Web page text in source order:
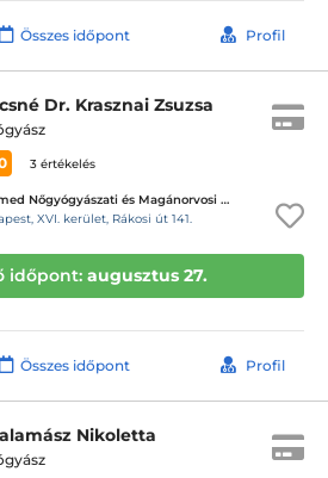
Összes időpont Profil
Dr. Krasznai Zsuzsa
3 értékelés
Cornermed Nőgyógyászati és Magánorvosi Rendelő
XVI. kerület, Rákosi út 141.
időpont: augusztus 27.
Összes időpont Profil
Nikoletta